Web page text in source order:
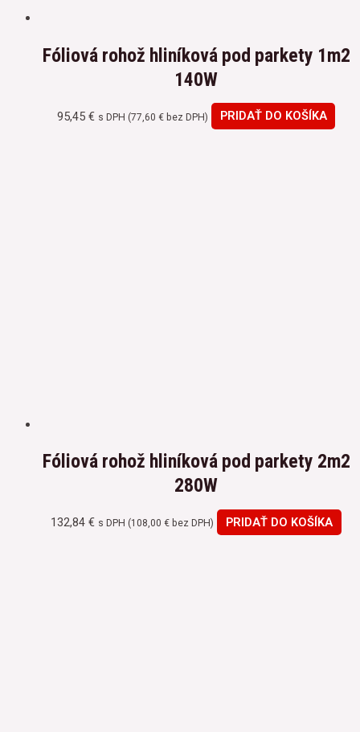
Fóliová rohož hliníková pod parkety 1m2
140W
95,45 € s DPH (77,60 €bez DPH) PRIDAŤ DO KOŠÍKA
Fóliová rohož hliníková pod parkety 2m2
280W
132,84€ s DPH (108,00€ bez DPH) PRIDAŤ DO KOŠÍKA